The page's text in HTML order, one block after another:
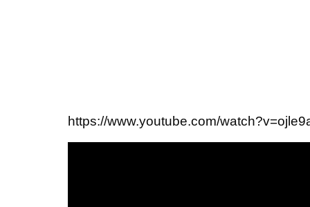
https://www.youtube.com/